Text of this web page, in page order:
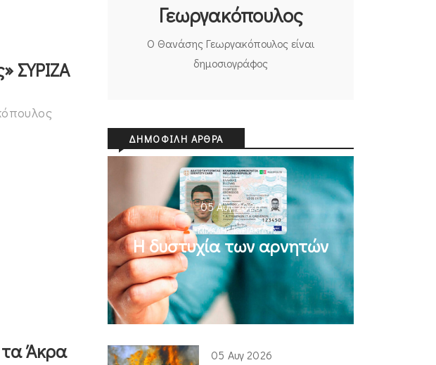
ΣΥΡΙΖΑ
τα Άκρα
Γεωργακόπουλος
O Θανάσης Γεωργακόπουλος είναι
δημοσιογράφος
ΔΗΜΟΦΙΛΉ ΆΡΘΡΑ
05 Αυγ 2026
ΜΙΧΆΛΗΣ ΚΥΡΙΑΚΊΔΗΣ
Η δυστυχία των αρνητών
05 Αυγ 2026